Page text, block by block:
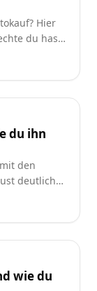
Hier
du hast
du ihn
den
deutlich
wie du